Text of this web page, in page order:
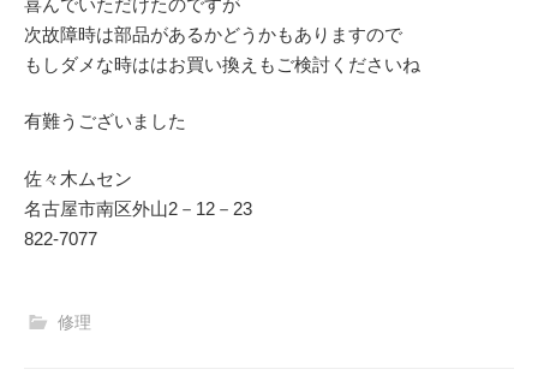
喜んでいただけたのですが
次故障時は部品があるかどうかもありますので
もしダメな時ははお買い換えもご検討くださいね
有難うございました
佐々木ムセン
名古屋市南区外山2－12－23
822-7077
修理